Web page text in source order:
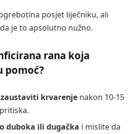
posjet liječniku, ali
je to apsolutno nužno.
rana koja
pomoć?
krvarenje nakon 10-15
duboka ili dugačka i mislite da